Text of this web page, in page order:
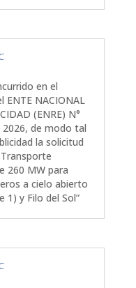
en el
ENTE NACIONAL
(ENRE) N°
de modo tal
la solicitud
260 MW para
a cielo abierto
1) y Filo del Sol”